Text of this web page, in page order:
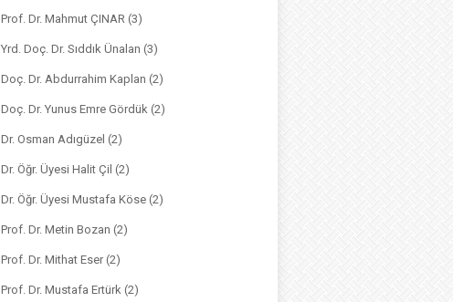
Prof. Dr. Mahmut ÇINAR (3)
Yrd. Doç. Dr. Sıddık Ünalan (3)
Doç. Dr. Abdurrahim Kaplan (2)
Doç. Dr. Yunus Emre Gördük (2)
Dr. Osman Adıgüzel (2)
Dr. Öğr. Üyesi Halit Çil (2)
Dr. Öğr. Üyesi Mustafa Köse (2)
Prof. Dr. Metin Bozan (2)
Prof. Dr. Mithat Eser (2)
Prof. Dr. Mustafa Ertürk (2)